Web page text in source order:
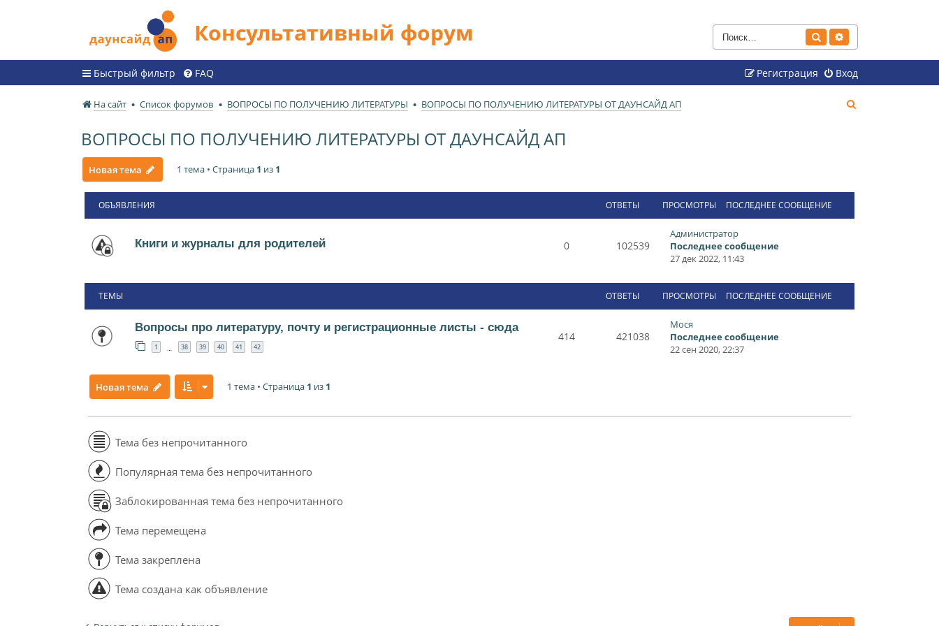
Консультативный форум Поиск
Быстрый фильтр FAQ Вход
Регистрация
На сайт Список форумов ВОПРОСЫ ПО ПОЛУЧЕНИЮ ЛИТЕРАТУРЫ ВОПРОСЫ ПО ПОЛУЧЕНИЮ ЛИТЕРАТУРЫ ОТ ДАУНСАЙД АП
ВОПРОСЫ ПО ПОЛУЧЕНИЮ ЛИТЕРАТУРЫ ОТ ДАУНСАЙД АП
Новая тема 1 тема • Страница 1 из 1
ОБЪЯВЛЕНИЯ ОТВЕТЫ ПРОСМОТРЫ ПОСЛЕДНЕЕ СООБЩЕНИЕ
Книги и журналы для родителей 0 102539
Администратор
Последнее сообщение
27 дек 2022, 11:43
ТЕМЫ ОТВЕТЫ ПРОСМОТРЫ ПОСЛЕДНЕЕ СООБЩЕНИЕ
Вопросы про литературу, почту и регистрационные листы - сюда
1 38 39 40 41 42
414 421038
Мося
Последнее сообщение
22 сен 2020, 22:37
Новая тема 1 тема • Страница 1 из 1
Тема без непрочитанного
Популярная тема без непрочитанного
Заблокированная тема без непрочитанного
Тема перемещена
Тема закреплена
Тема создана как объявление